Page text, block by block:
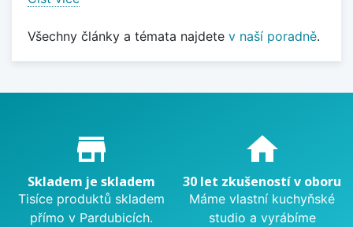
Všechny články a témata najdete v naší poradně.
Proč nakupovat u nás?
store_mall_directory
Skladem je skladem
Tisíce produktů skladem
přímo v Pardubicích.
home
30 let zkušeností v oboru
Máme vlastní kuchyňské
studio a vyrábíme